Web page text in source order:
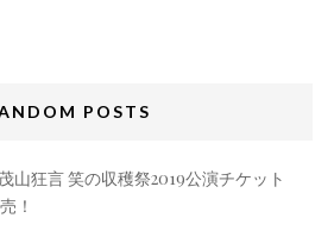
POSTS
山狂言 笑の収穫祭2019公演チケット
！